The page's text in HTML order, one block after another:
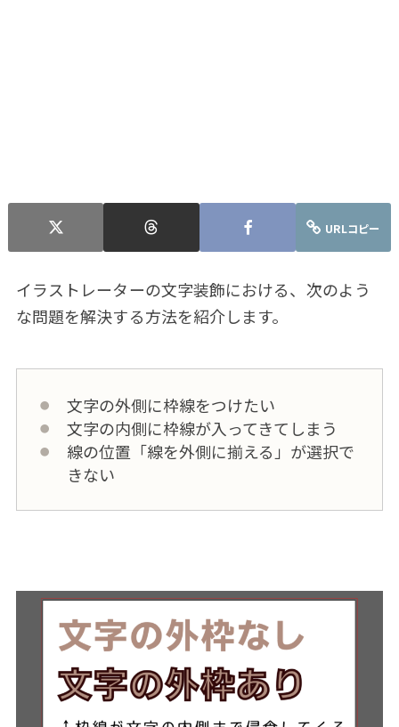
URLコピー
イラストレーターの文字装飾における、次のよう
な問題を解決する方法を紹介します。
文字の外側に枠線をつけたい
文字の内側に枠線が入ってきてしまう
線の位置「線を外側に揃える」が選択で
きない